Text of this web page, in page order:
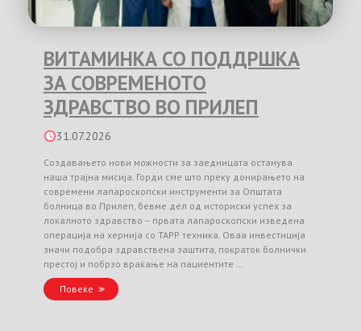
ВИТАМИНКА СО ПОДДРШКА
ЗА СОВРЕМЕНОТО
ЗДРАВСТВО ВО ПРИЛЕП
31.07.2026
Создавањето нови можности за заедницата останува
наша трајна мисија. Горди сме што преку донирањето на
современи лапароскопски инструменти за Општата
болница во Прилеп, бевме дел од историски успех за
локалното здравство – првата лапароскопски изведена
операција на хернија со TAPP техника. Оваа инвестиција
значи подобра здравствена заштита, пократок болнички
престој и побрзо враќање на пациентите …
Повеќе